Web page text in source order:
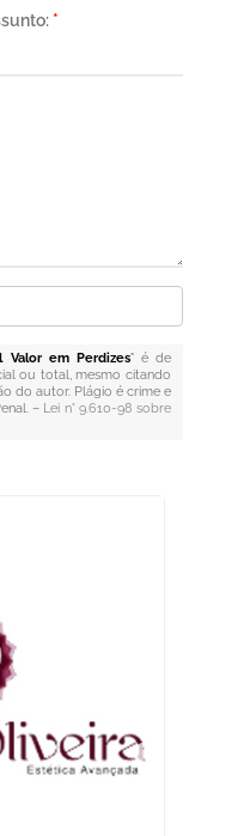
*
Valor em Perdizes" é de
ou total, mesmo citando
do autor. Plágio é crime e
– Lei n° 9.610-98 sobre